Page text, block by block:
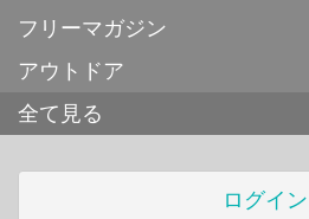
フリーマガジン
アウトドア
全て見る
ログイン